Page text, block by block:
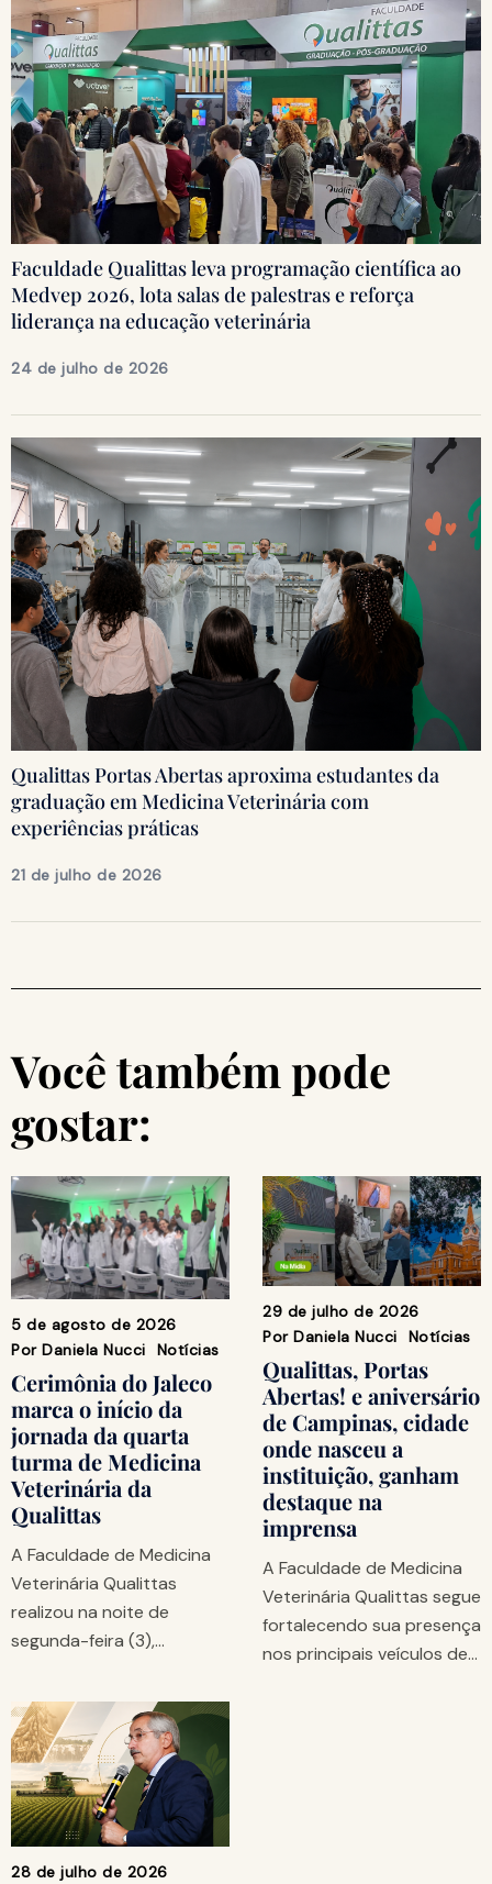
Faculdade Qualittas leva programação científica ao
Medvep 2026, lota salas de palestras e reforça
liderança na educação veterinária
24 de julho de 2026
Qualittas Portas Abertas aproxima estudantes da
graduação em Medicina Veterinária com
experiências práticas
21 de julho de 2026
Você também pode
gostar:
5 de agosto de 2026
Por Daniela Nucci Notícias
Cerimônia do Jaleco
marca o início da
jornada da quarta
turma de Medicina
Veterinária da
Qualittas
A Faculdade de Medicina
Veterinária Qualittas
realizou na noite de
segunda-feira (3),…
29 de julho de 2026
Por Daniela Nucci Notícias
Qualittas, Portas
Abertas! e aniversário
de Campinas, cidade
onde nasceu a
instituição, ganham
destaque na
imprensa
A Faculdade de Medicina
Veterinária Qualittas segue
fortalecendo sua presença
nos principais veículos de…
28 de julho de 2026